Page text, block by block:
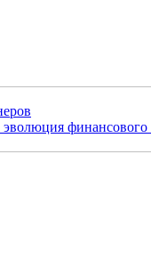
финансового